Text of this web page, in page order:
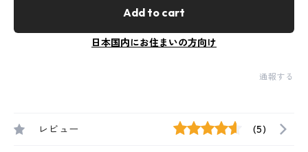
Add to cart
日本国内にお住まいの方向け
通報する
レビュー (5)